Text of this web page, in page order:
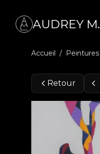
AUDREY
Accueil / Peintures
Retour